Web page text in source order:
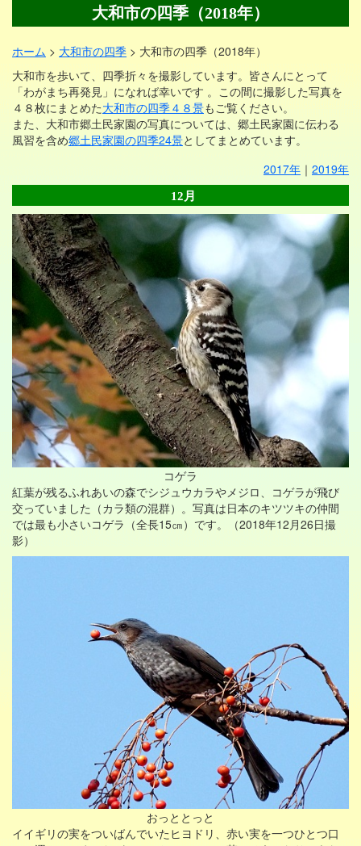
大和市の四季（2018年）
ホーム > 大和市の四季 > 大和市の四季（2018年）
大和市を歩いて、四季折々を撮影しています。皆さんにとって
「わがまち再発見」になれば幸いです 。この間に撮影した写真を
４８枚にまとめた大和市の四季４８景もご覧ください。
また、大和市郷土民家園の写真については、郷土民家園に伝わる
風習を含め郷土民家園の四季24景としてまとめています。
2017年 ｜ 2019年
12月
コゲラ
紅葉が残るふれあいの森でシジュウカラやメジロ、コゲラが飛び
交っていました（カラ類の混群）。写真は日本のキツツキの仲間
では最も小さいコゲラ（全長15㎝）です。（2018年12月26日撮
影）
おっととっと
イイギリの実をついばんでいたヒヨドリ、赤い実を一つひとつ口